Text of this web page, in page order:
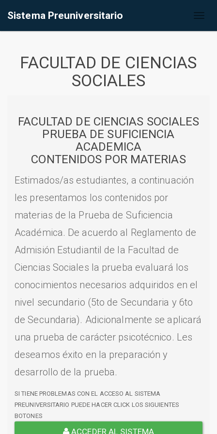
Sistema Preuniversitario
FACULTAD DE CIENCIAS
SOCIALES
FACULTAD DE CIENCIAS SOCIALES
PRUEBA DE SUFICIENCIA
ACADEMICA
CONTENIDOS POR MATERIAS
Estimados/as estudiantes, a continuación
les presentamos los contenidos por
materias de la Prueba de Suficiencia
Académica. De acuerdo al Reglamento de
Admisión Estudiantil de la Facultad de
Ciencias Sociales la prueba evaluará los
conocimientos necesarios adquiridos en el
nivel secundario (5to de Secundaria y 6to
de Secundaria). Adicionalmente se aplicará
una prueba de carácter psicotécnico. Les
deseamos éxito en la preparación y
desarrollo de la prueba.
SI TIENE PROBLEMAS CON EL ACCESO AL SISTEMA
PREUNIVERSITARIO PUEDE HACER CLICK LOS SIGUIENTES
BOTONES
ACCEDER AL SISTEMA